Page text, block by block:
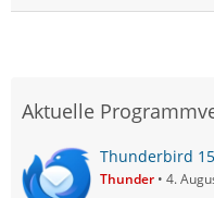
Aktuelle
Thunderbird
Thunder 4.